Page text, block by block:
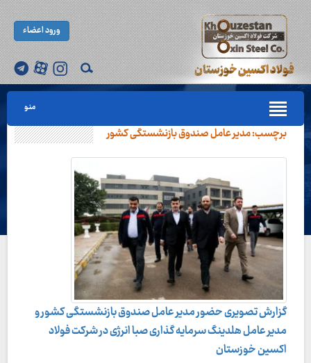
ورود اعضاء
منو
برچسب:مدیر عامل صندوق بازنشستگی کشور
گزارش تصویری حضور مدیر عامل صندوق بازنشستگی کشور و
مدیر عامل هلدینگ سرمایه گذاری صبا انرژی در شرکت فولاد
اکسین خوزستان